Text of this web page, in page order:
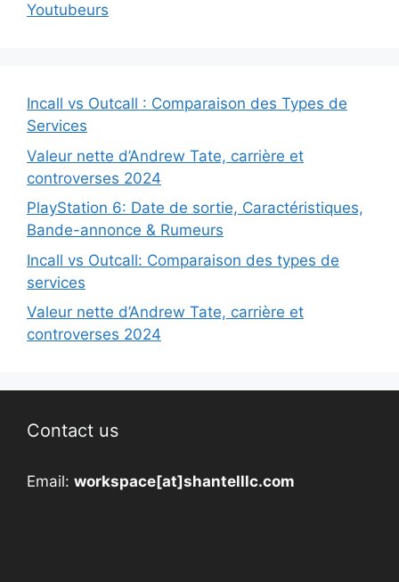
Youtubeurs
Incall vs Outcall : Comparaison des Types de
Services
Valeur nette d’Andrew Tate, carrière et
controverses 2024
PlayStation 6: Date de sortie, Caractéristiques,
Bande-annonce & Rumeurs
Incall vs Outcall: Comparaison des types de
services
Valeur nette d’Andrew Tate, carrière et
controverses 2024
Contact us
Email: workspace[at]shantelllc.com